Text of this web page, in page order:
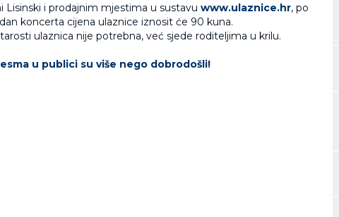
Lisinski i prodajnim mjestima u sustavu www.ulaznice.hr, po
koncerta cijena ulaznice iznosit će 90 kuna.
ulaznica nije potrebna, već sjede roditeljima u krilu.
u publici su više nego dobrodošli!